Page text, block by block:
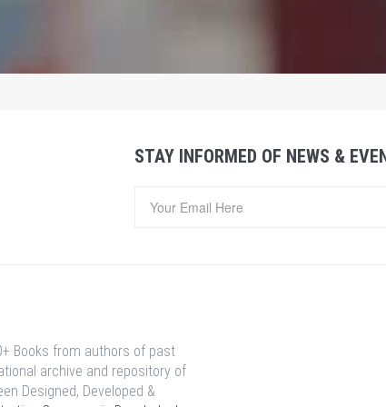
STAY INFORMED OF NEWS &
Books from authors of past
archive and repository of
Designed, Developed &